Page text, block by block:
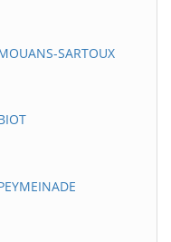
SARTOUX